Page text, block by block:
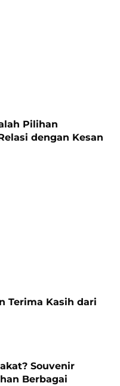
Pilihan
dengan Kesan
Terima Kasih dari
Souvenir
Berbagai